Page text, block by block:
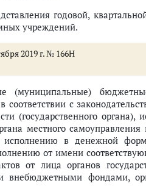
годовой,
учреждений.
2019 г. № 166Н
(муниципальные)
с
(государственного органа),
местного
исполнению в денежной
от имени
от лица органов
внебюджетными фондами,